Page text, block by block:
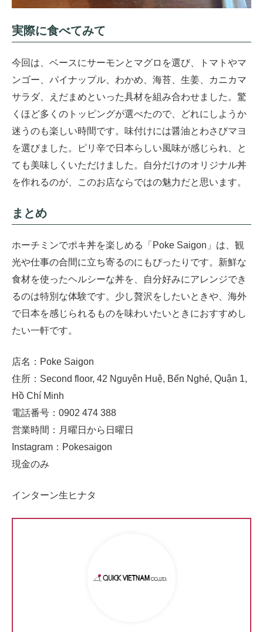
実際に食べてみて
今回は、ベースにサーモンとマグロを選び、トマトやマ
ンゴー、パイナップル、わかめ、海苔、生姜、カニカマ
サラダ、えだまめといった具材を組み合わせました。驚
くほど多くのトッピングが選べたので、どれにしようか
迷うのも楽しい時間です。味付けには醤油とわさびマヨ
を選びました。ピリ辛で日本らしい風味が感じられ、と
ても美味しくいただけました。自分だけのオリジナル丼
を作れるのが、このお店ならではの魅力だと思います。
まとめ
ホーチミンでポキ丼を楽しめる「Poke Saigon」は、観
光や仕事の合間に立ち寄るのにもぴったりです。新鮮な
食材を使ったヘルシーな丼を、自分好みにアレンジでき
るのは特別な体験です。少し贅沢をしたいときや、海外
で日本を感じられるものを味わいたいときにおすすめし
たい一軒です。
店名：Poke Saigon
住所：Second floor, 42 Nguyên Huệ, Bến Nghé, Quận 1,
Hồ Chí Minh
電話番号：0902 474 388
営業時間：月曜日から日曜日
Instagram：Pokesaigon
現金のみ
インターン生ヒナタ